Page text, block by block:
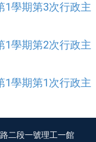
1學期第3次行政主
1學期第2次行政主
1學期第1次行政主
二段一號理工一館